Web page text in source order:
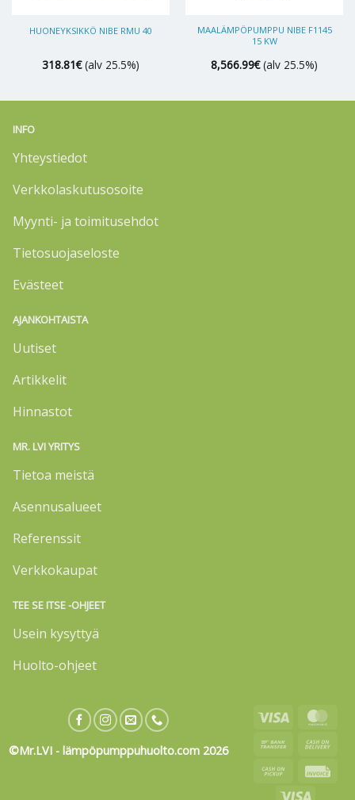
HUONEYKSIKKÖ NIBE RMU 40
318.81€ (alv 25.5%)
MAALÄMPÖPUMPPU NIBE F1145
15 KW
8,566.99€ (alv 25.5%)
INFO
Yhteystiedot
Verkkolaskutusosoite
Myynti- ja toimitusehdot
Tietosuojaseloste
Evästeet
AJANKOHTAISTA
Uutiset
Artikkelit
Hinnastot
MR. LVI YRITYS
Tietoa meistä
Asennusalueet
Referenssit
Verkkokaupat
TEE SE ITSE -OHJEET
Usein kysyttyä
Huolto-ohjeet
©Mr.LVI - lämpöpumppuhuolto.com 2026
Visa
Bank
Cash
on
Visa